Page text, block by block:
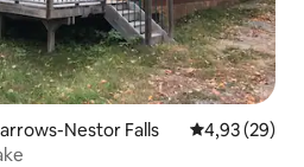
Nestor Falls 4,93 de uma
4,93 (29)